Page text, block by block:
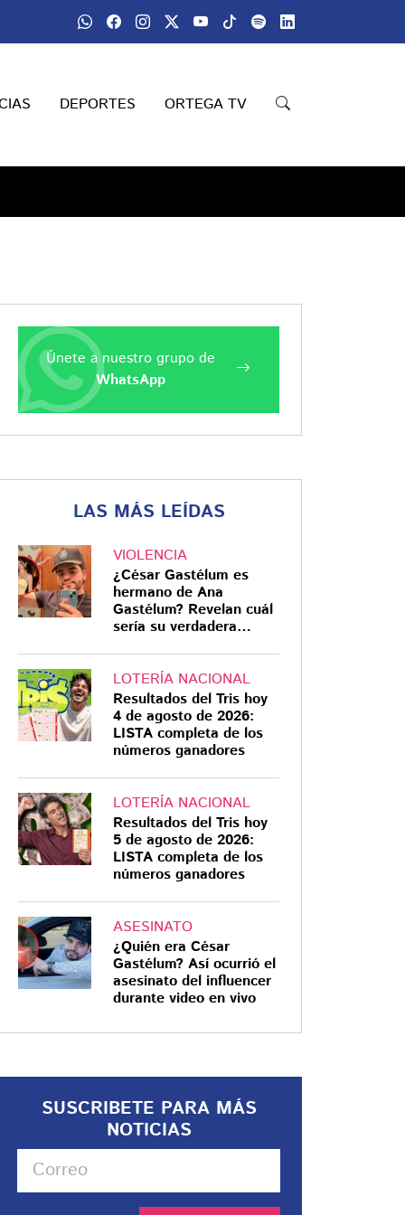
DEPORTES ORTEGA TV
Únete a nuestro grupo de
WhatsApp
LAS MÁS LEÍDAS
VIOLENCIA
¿César Gastélum es
hermano de Ana
Gastélum? Revelan cuál
sería su verdadera
LOTERÍA NACIONAL
Resultados del Tris hoy
4 de agosto de 2026:
LISTA completa de los
números ganadores
LOTERÍA NACIONAL
Resultados del Tris hoy
5 de agosto de 2026:
LISTA completa de los
números ganadores
ASESINATO
¿Quién era César
Gastélum? Así ocurrió el
asesinato del influencer
durante video en vivo
SUSCRIBETE PARA MÁS
NOTICIAS